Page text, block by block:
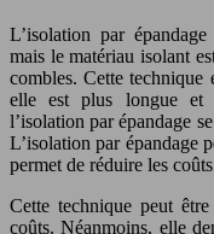
L’isolation par
mais le matériau isolant
combles. Cette technique
elle est plus longue et
l’isolation par épandage
L’isolation par épandage
permet de réduire les
Cette technique peut
coûts. Néanmoins, elle